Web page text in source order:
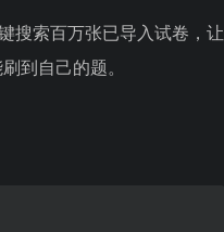
搜索百万张已导入试卷，让
到自己的题。